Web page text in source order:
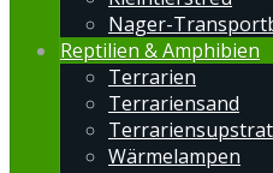
Nager-
Reptilien & Amphibien
Terrarien
Terrariensand
Terrariensupstrat
Wärmelampen